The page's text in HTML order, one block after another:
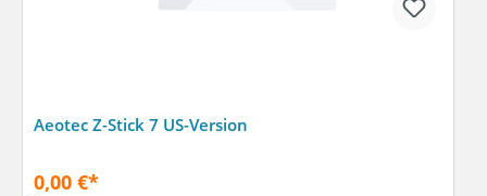
Aeotec Z-Stick 7 US-Version
0,00 €*